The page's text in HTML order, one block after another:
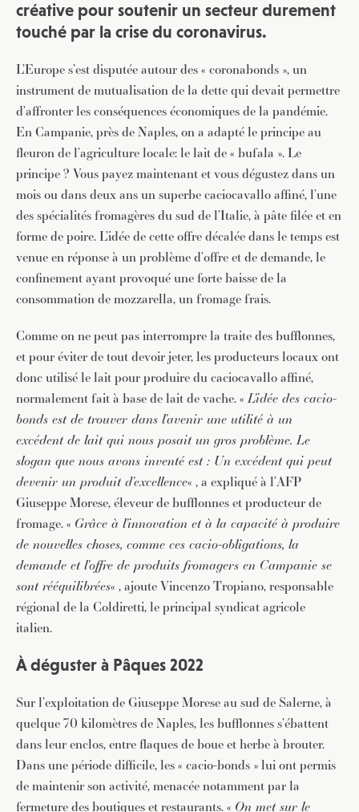
créative pour soutenir un secteur durement
touché par la crise du coronavirus.
L’Europe s’est disputée autour des « coronabonds », un
instrument de mutualisation de la dette qui devait permettre
d’affronter les conséquences économiques de la pandémie.
En Campanie, près de Naples, on a adapté le principe au
fleuron de l’agriculture locale: le lait de « bufala ». Le
principe ? Vous payez maintenant et vous dégustez dans un
mois ou dans deux ans un superbe caciocavallo affiné, l’une
des spécialités fromagères du sud de l’Italie, à pâte filée et en
forme de poire. L’idée de cette offre décalée dans le temps est
venue en réponse à un problème d’offre et de demande, le
confinement ayant provoqué une forte baisse de la
consommation de mozzarella, un fromage frais.
Comme on ne peut pas interrompre la traite des bufflonnes,
et pour éviter de tout devoir jeter, les producteurs locaux ont
donc utilisé le lait pour produire du caciocavallo affiné,
normalement fait à base de lait de vache. «L’idée des cacio-
bonds est de trouver dans l’avenir une utilité à un
excédent de lait qui nous posait un gros problème. Le
slogan que nous avons inventé est : Un excédent qui peut
devenir un produit d’excellence« , a expliqué à l’AFP
Giuseppe Morese, éleveur de bufflonnes et producteur de
fromage. « Grâce à l’innovation et à la capacité à produire
de nouvelles choses, comme ces cacio-obligations, la
demande et l’offre de produits fromagers en Campanie se
sont rééquilibrées« , ajoute Vincenzo Tropiano, responsable
régional de la Coldiretti, le principal syndicat agricole
italien.
À déguster à Pâques 2022
Sur l’exploitation de Giuseppe Morese au sud de Salerne, à
quelque 70 kilomètres de Naples, les bufflonnes s’ébattent
dans leur enclos, entre flaques de boue et herbe à brouter.
Dans une période difficile, les « cacio-bonds » lui ont permis
de maintenir son activité, menacée notamment par la
fermeture des boutiques et restaurants. « On met sur le